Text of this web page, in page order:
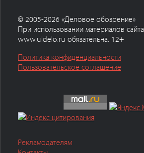
© 2005-2026 «Деловое обозрение»
При использовании материалов
www.uldelo.ru обязательна. 12+
Политика конфиденциальности
Пользовательское соглашение
Рекламодателям